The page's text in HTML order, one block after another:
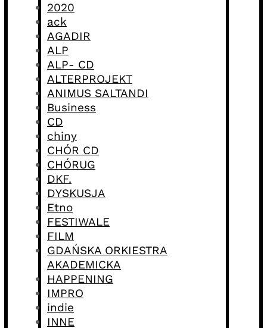
2020
ack
AGADIR
ALP
ALP- CD
ALTERPROJEKT
ANIMUS SALTANDI
Business
CD
chiny
CHÓR CD
CHÓRUG
DKF.
DYSKUSJA
Etno
FESTIWALE
FILM
GDAŃSKA ORKIESTRA
AKADEMICKA
HAPPENING
IMPRO
indie
INNE